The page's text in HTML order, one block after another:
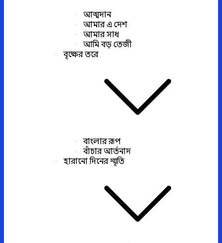
আত্মদান
আমার এ দেশ
আমার সাধ
আমি বড় তেজী
বৃক্ষের তরে
বাংলার রূপ
বাঁচার আর্তনাদ
হারানো দিনের স্মৃতি